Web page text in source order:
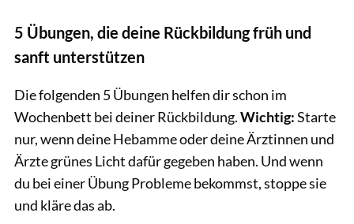
5 Übungen, die deine Rückbildung früh und
sanft unterstützen
Die folgenden 5 Übungen helfen dir schon im
Wochenbett bei deiner Rückbildung.Wichtig:Starte
nur, wenn deine Hebamme oder deine Ärztinnen und
Ärzte grünes Licht dafür gegeben haben. Und wenn
du bei einer Übung Probleme bekommst, stoppe sie
und kläre das ab.